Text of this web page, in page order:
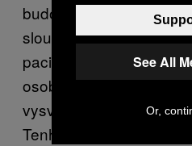
budou vůdčí pro
slouží v běžném životě.
pacientově mysli vynoří
osobnost tyto vůdčí
vysvětlit jí o co jde.”
Tenhle proces tzv.
See All
Or,